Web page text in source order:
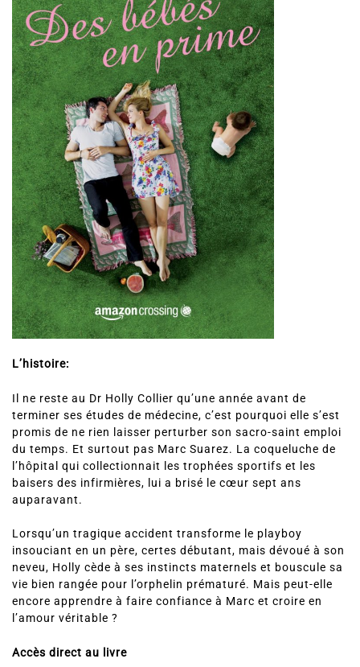
L’histoire:
Il ne reste au Dr Holly Collier qu’une année avant de
terminer ses études de médecine, c’est pourquoi elle s’est
promis de ne rien laisser perturber son sacro-saint emploi
du temps. Et surtout pas Marc Suarez. La coqueluche de
l’hôpital qui collectionnait les trophées sportifs et les
baisers des infirmières, lui a brisé le cœur sept ans
auparavant.
Lorsqu’un tragique accident transforme le playboy
insouciant en un père, certes débutant, mais dévoué à son
neveu, Holly cède à ses instincts maternels et bouscule sa
vie bien rangée pour l’orphelin prématuré. Mais peut-elle
encore apprendre à faire confiance à Marc et croire en
l’amour véritable ?
Accès direct au livre